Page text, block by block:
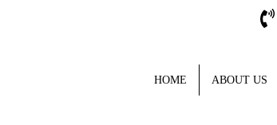
HOME ABOUT US